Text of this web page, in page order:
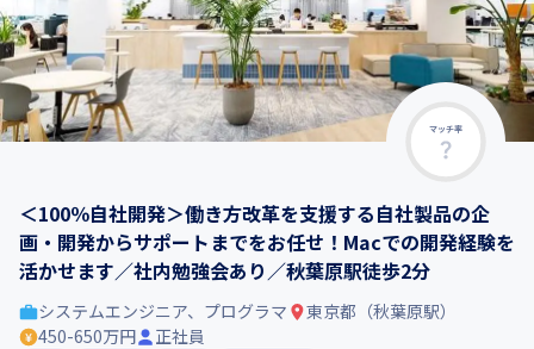
マッチ率
＜100％自社開発＞働き方改革を支援する自社製品の企
画・開発からサポートまでをお任せ！Macでの開発経験を
活かせます／社内勉強会あり／秋葉原駅徒歩2分
システムエンジニア、プログラマ
東京都（秋葉原駅）
450-650万円
正社員